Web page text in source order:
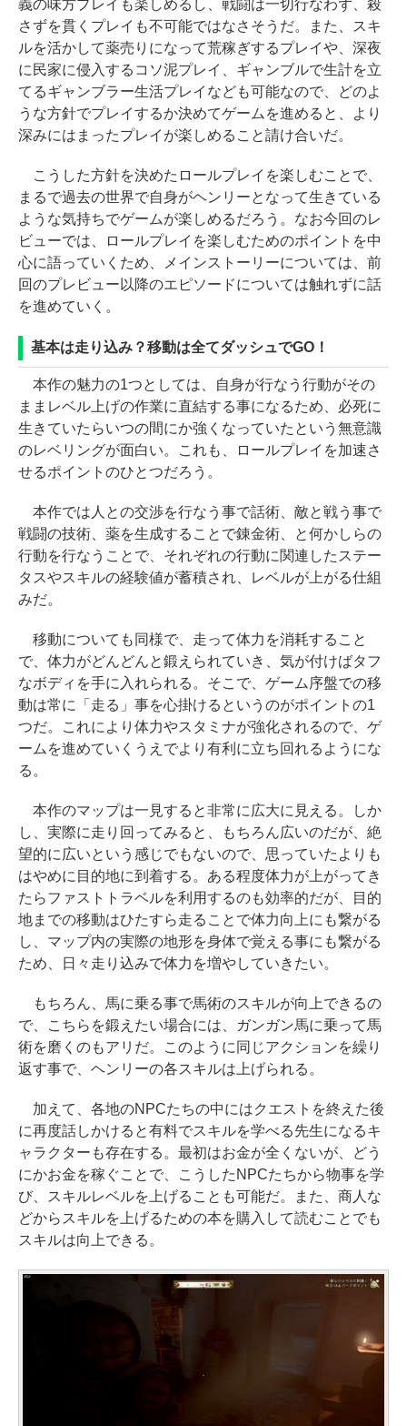
義の味方プレイも楽しめるし、戦闘は一切行なわず、殺
さずを貫くプレイも不可能ではなさそうだ。また、スキ
ルを活かして薬売りになって荒稼ぎするプレイや、深夜
に民家に侵入するコソ泥プレイ、ギャンブルで生計を立
てるギャンブラー生活プレイなども可能なので、どのよ
うな方針でプレイするか決めてゲームを進めると、より
深みにはまったプレイが楽しめること請け合いだ。
こうした方針を決めたロールプレイを楽しむことで、
まるで過去の世界で自身がヘンリーとなって生きている
ような気持ちでゲームが楽しめるだろう。なお今回のレ
ビューでは、ロールプレイを楽しむためのポイントを中
心に語っていくため、メインストーリーについては、前
回のプレビュー以降のエピソードについては触れずに話
を進めていく。
基本は走り込み？移動は全てダッシュでGO！
本作の魅力の1つとしては、自身が行なう行動がその
ままレベル上げの作業に直結する事になるため、必死に
生きていたらいつの間にか強くなっていたという無意識
のレベリングが面白い。これも、ロールプレイを加速さ
せるポイントのひとつだろう。
本作では人との交渉を行なう事で話術、敵と戦う事で
戦闘の技術、薬を生成することで錬金術、と何かしらの
行動を行なうことで、それぞれの行動に関連したステー
タスやスキルの経験値が蓄積され、レベルが上がる仕組
みだ。
移動についても同様で、走って体力を消耗すること
で、体力がどんどんと鍛えられていき、気が付けばタフ
なボディを手に入れられる。そこで、ゲーム序盤での移
動は常に「走る」事を心掛けるというのがポイントの1
つだ。これにより体力やスタミナが強化されるので、ゲ
ームを進めていくうえでより有利に立ち回れるようにな
る。
本作のマップは一見すると非常に広大に見える。しか
し、実際に走り回ってみると、もちろん広いのだが、絶
望的に広いという感じでもないので、思っていたよりも
はやめに目的地に到着する。ある程度体力が上がってき
たらファストトラベルを利用するのも効率的だが、目的
地までの移動はひたすら走ることで体力向上にも繋がる
し、マップ内の実際の地形を身体で覚える事にも繋がる
ため、日々走り込みで体力を増やしていきたい。
もちろん、馬に乗る事で馬術のスキルが向上できるの
で、こちらを鍛えたい場合には、ガンガン馬に乗って馬
術を磨くのもアリだ。このように同じアクションを繰り
返す事で、ヘンリーの各スキルは上げられる。
加えて、各地のNPCたちの中にはクエストを終えた後
に再度話しかけると有料でスキルを学べる先生になるキ
ャラクターも存在する。最初はお金が全くないが、どう
にかお金を稼ぐことで、こうしたNPCたちから物事を学
び、スキルレベルを上げることも可能だ。また、商人な
どからスキルを上げるための本を購入して読むことでも
スキルは向上できる。